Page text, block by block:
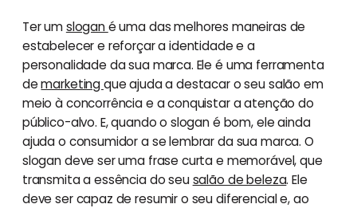
Ter umslogané uma das melhores maneiras de
estabelecer e reforçar a identidade e a
personalidade da sua marca. Ele é uma ferramenta
demarketingque ajuda a destacar o seu salão em
meio à concorrência e a conquistar a atenção do
público-alvo. E, quando o slogan é bom, ele ainda
ajuda o consumidor a se lembrar da sua marca. O
slogan deve ser uma frase curta e memorável, que
transmita a essência do seusalão de beleza. Ele
deve ser capaz de resumir o seu diferencial e, ao